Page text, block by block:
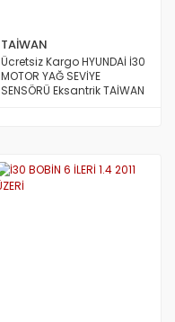
TAİWAN
Ücretsiz Kargo HYUNDAİ İ30
MOTOR YAĞ SEVİYE
SENSÖRÜ Eksantrik TAİWAN